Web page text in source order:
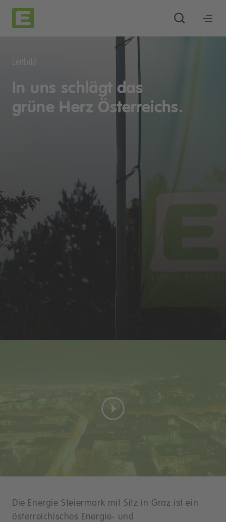
In uns schlägt das
grüne Herz Österreichs.
Die Energie Steiermark mit Sitz in Graz ist ein
österreichisches Energie- und